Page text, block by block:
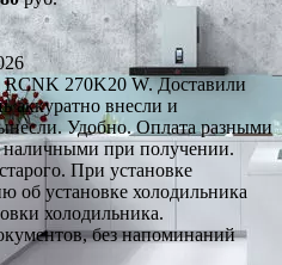
270K20 W. Доставили
аккуратно внесли и
Удобно. Оплата разными
при получении.
При установке
установке холодильника
холодильника.
без напоминаний